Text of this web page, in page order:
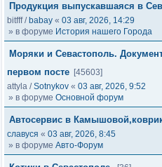
Продукция выпускавшаяся в
bitfff/ babay « 03 авг, 2026, 14:29
» в форуме История нашего Города
Моряки и Севастополь.
первом посте [45603]
attyla /Sotnykov « 03 авг, 2026, 9:52
» в форуме Основной форум
Автосервис в
славуся « 03 авг, 2026, 8:45
» в форуме Авто-Форум